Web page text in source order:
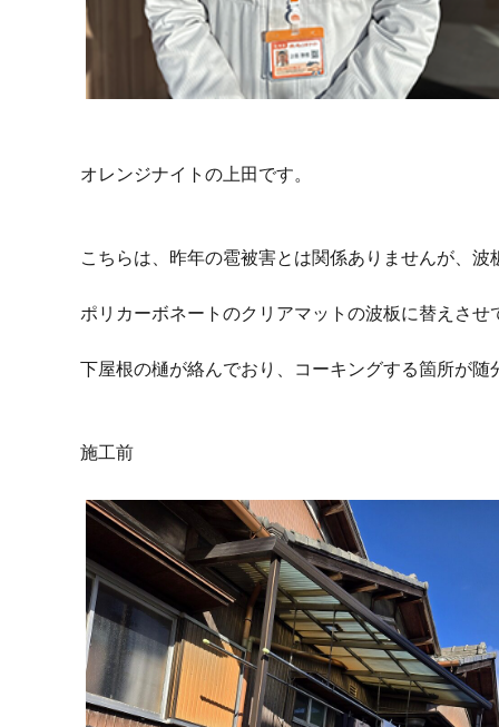
オレンジナイトの上田です。
こちらは、昨年の雹被害とは関係ありませんが、
ポリカーボネートのクリアマットの波板に替えさせ
下屋根の樋が絡んでおり、コーキングする箇所が随
施工前